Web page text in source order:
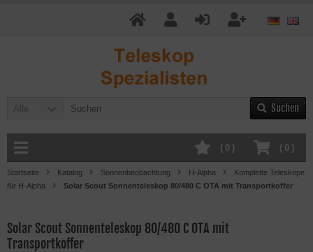
Alle Suchen
( 0 )
( 0 )
Startseite Katalog Sonnenbeobachtung H-Alpha
Komplette Teleskope
für H-Alpha
Solar Scout Sonnenteleskop 80/480 C OTA mit Transportkoffer
Solar Scout Sonnenteleskop 80/480 C OTA mit
Transportkoffer